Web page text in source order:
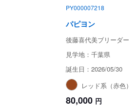
PY000007218
パピヨン
後藤喜代美ブリーダー
見学地：千葉県
誕生日：2026/05/30
レッド系（赤色）
80,000 円